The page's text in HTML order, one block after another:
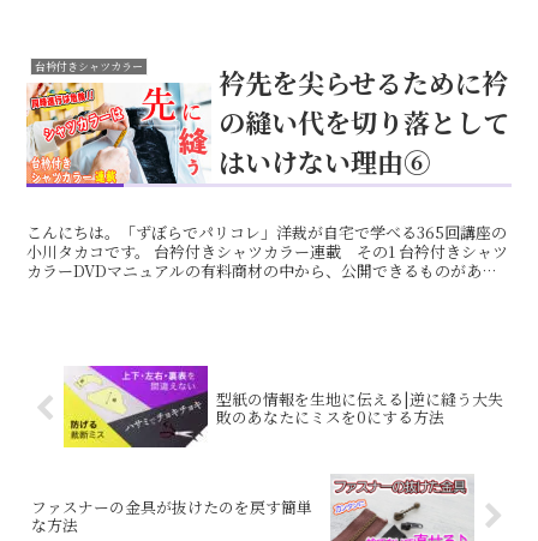
台衿付きシャツカラー
衿先を尖らせるために衿
の縫い代を切り落として
はいけない理由⑥
こんにちは。「ずぼらでパリコレ」洋裁が自宅で学べる365回講座の
小川タカコです。 台衿付きシャツカラー連載 その1 台衿付きシャツ
カラーDVDマニュアルの有料商材の中から、公開できるものがあっ
型紙の情報を生地に伝える|逆に縫う大失
敗のあなたにミスを0にする方法
ファスナーの金具が抜けたのを戻す簡単
な方法